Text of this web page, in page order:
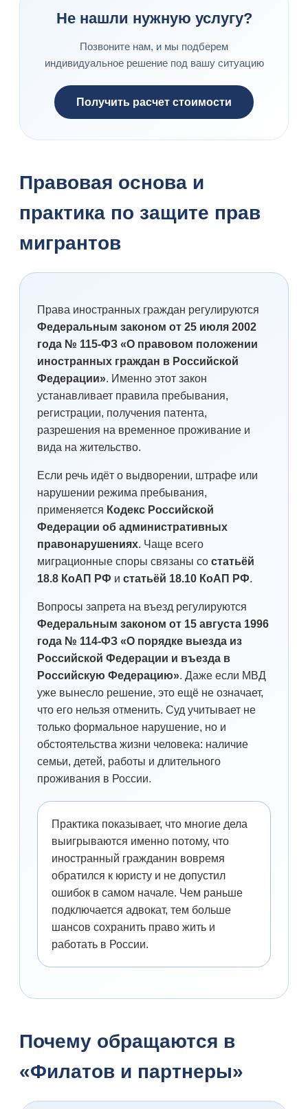
Не нашли нужную услугу?
Позвоните нам, и мы подберем
индивидуальное решение под вашу ситуацию
Получить расчет стоимости
Правовая основа и
практика по защите прав
мигрантов
Права иностранных граждан регулируются
Федеральным законом от 25 июля 2002
года № 115-ФЗ «О правовом положении
иностранных граждан в Российской
Федерации». Именно этот закон
устанавливает правила пребывания,
регистрации, получения патента,
разрешения на временное проживание и
вида на жительство.
Если речь идёт о выдворении, штрафе или
нарушении режима пребывания,
применяется Кодекс Российской
Федерации об административных
правонарушениях. Чаще всего
миграционные споры связаны со статьёй
18.8 КоАП РФ и статьёй 18.10 КоАП РФ.
Вопросы запрета на въезд регулируются
Федеральным законом от 15 августа 1996
года № 114-ФЗ «О порядке выезда из
Российской Федерации и въезда в
Российскую Федерацию». Даже если МВД
уже вынесло решение, это ещё не означает,
что его нельзя отменить. Суд учитывает не
только формальное нарушение, но и
обстоятельства жизни человека: наличие
семьи, детей, работы и длительного
проживания в России.
Практика показывает, что многие дела
выигрываются именно потому, что
иностранный гражданин вовремя
обратился к юристу и не допустил
ошибок в самом начале. Чем раньше
подключается адвокат, тем больше
шансов сохранить право жить и
работать в России.
Почему обращаются в
«Филатов и партнеры»